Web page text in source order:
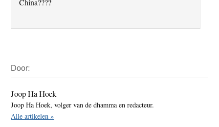
China????
Sidebar
Door:
Joop Ha Hoek
Joop Ha Hoek, volger van de dhamma en redacteur.
Alle artikelen »